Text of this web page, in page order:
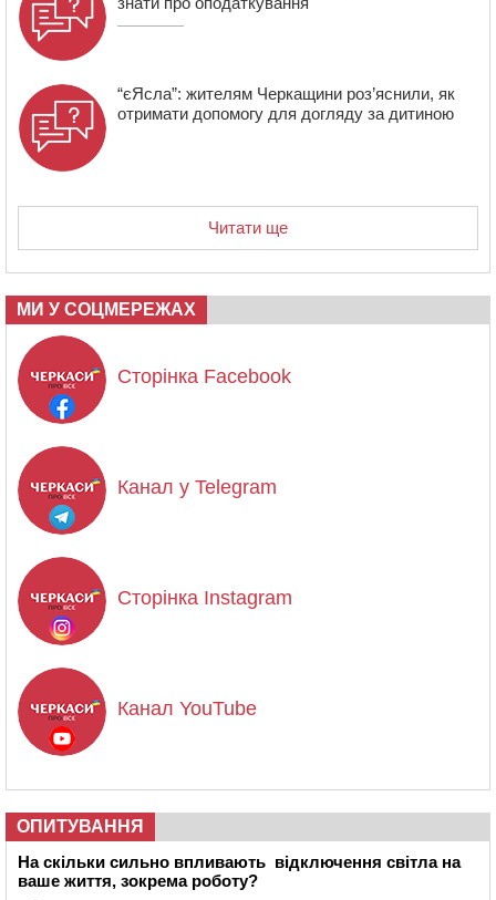
“єЯсла”: жителям Черкащини роз’яснили, як
отримати допомогу для догляду за дитиною
Читати ще
МИ У СОЦМЕРЕЖАХ
Сторінка Facebook
Канал у Telegram
Сторінка Instagram
Канал YouTube
ОПИТУВАННЯ
На скільки сильно впливають відключення світла на
ваше життя, зокрема роботу?